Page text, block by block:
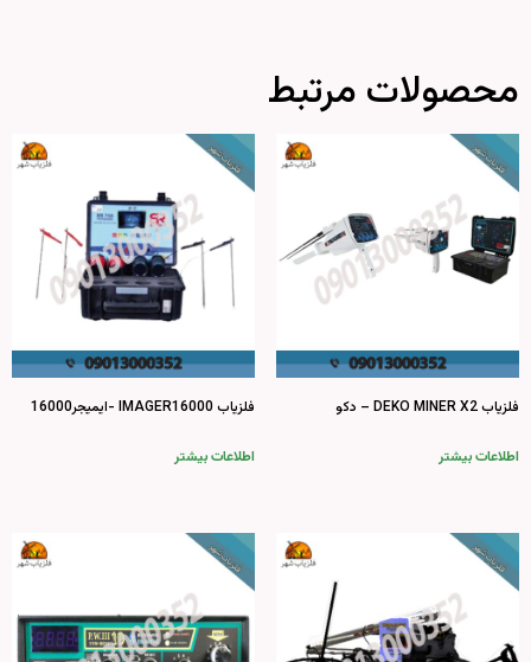
محصولات مرتبط
فلزیاب DEKO MINER X2 – دکو
اطلاعات بیشتر
فلزیاب IMAGER16000 -ایمیجر16000
اطلاعات بیشتر